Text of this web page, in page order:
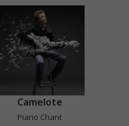
Camelote
Piano Chant